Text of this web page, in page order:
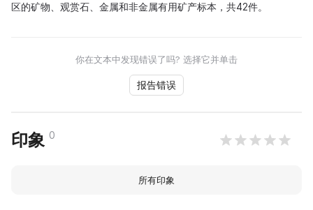
区的矿物、观赏石、金属和非金属有用矿产标本，共42件。
你在文本中发现错误了吗? 选择它并单击
报告错误
印象 0
所有印象